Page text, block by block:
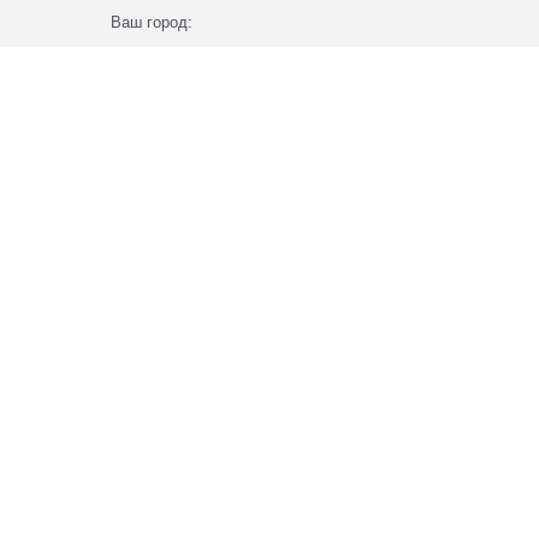
Ваш город: